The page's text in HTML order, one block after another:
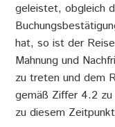
geleistet, obgleich
hat, so ist der
Mahnung und
zu treten und dem
gemäß Ziffer 4.2
zu diesem